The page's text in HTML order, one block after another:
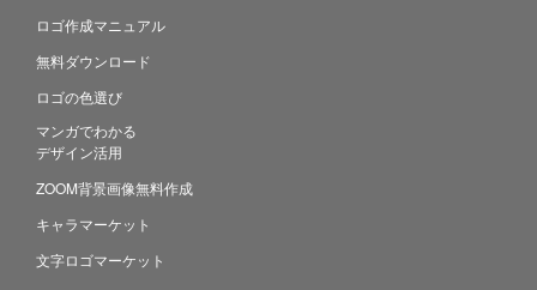
ロゴ作成マニュアル
無料ダウンロード
ロゴの色選び
マンガでわかる
デザイン活用
ZOOM背景画像無料作成
キャラマーケット
文字ロゴマーケット